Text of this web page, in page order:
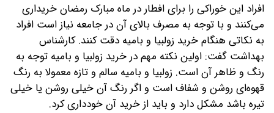
افراد این خوراکی را برای افطار در ماه مبارک رمضان خریداری
می‌کنند و با توجه به مصرف بالای آن در جامعه نیاز است افراد
به نکاتی هنگام خرید زولبیا و بامیه دقت کنند. کارشناس
بهداشت گفت: اولین نکته مهم در خرید زولبیا و بامیه توجه به
رنگ و ظاهر آن است. زولبیا و بامیه سالم و تازه معمولا به رنگ
قهوه‌ای روشن و شفاف است و اگر رنگ آن خیلی روشن یا خیلی
تیره باشد مشکل دارد و باید از خرید آن خودداری کرد.